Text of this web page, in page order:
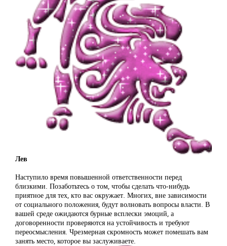
Лев
Наступило время повышенной ответственности перед
близкими. Позаботьтесь о том, чтобы сделать что-нибудь
приятное для тех, кто вас окружает. Многих, вне зависимости
от социального положения, будут волновать вопросы власти. В
вашей среде ожидаются бурные всплески эмоций, а
договоренности проверяются на устойчивость и требуют
переосмысления. Чрезмерная скромность может помешать вам
занять место, которое вы заслуживаете.